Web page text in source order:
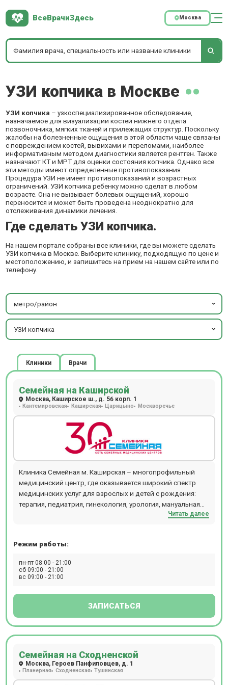
ВсеВрачиЗдесь Москва
УЗИ копчика в Москве
УЗИ копчика – узкоспециализированное обследование,
назначаемое для визуализации костей нижнего отдела
позвоночника, мягких тканей и прилежащих структур. Поскольку
жалобы на болезненные ощущения в этой области чаще связаны
с повреждением костей, вывихами и переломами, наиболее
информативным методом диагностики является рентген. Также
назначают КТ и МРТ для оценки состояния копчика. Однако все
эти методы имеют определенные противопоказания.
Процедура УЗИ не имеет противопоказаний и возрастных
ограничений. УЗИ копчика ребенку можно сделат в любом
возрасте. Она не вызывает болевых ощущений, хорошо
переносится и может быть проведена неоднократно для
отслеживания динамики лечения.
Где сделать УЗИ копчика.
На нашем портале собраны все клиники, где вы можете сделать
УЗИ копчика в Москве. Выберите клинику, подходящую по цене и
местоположению, и запишитесь на прием на нашем сайте или по
телефону.
метро/район
УЗИ копчика
Клиники Врачи
Семейная на Каширской
Москва, Каширское ш., д. 56 корп. 1
Кантемировская Каширская Царицыно Москворечье
Клиника Семейная м. Каширская – многопрофильный
медицинский центр, где оказывается широкий спектр
медицинских услуг для взрослых и детей с рождения:
терапия, педиатрия, гинекология, урология, мануальная
терапия, дерматология, флебология, проктология,
физиотерапия и т.д. В отделении проводятся следующие
ЭКГ, эхокардиография, биопсия, допплерография,
ректороманоскопия, суточное мониторирование
pro, суточное мониторирование ЭКГ (Холтер),
метод, микроскопический метод, микробиологическая
диагностика), проводится вакцинация для взрослых и
детей. Пациентам доступен вызов на дом врача или
Читать далее
Режим работы:
пн-пт 08:00 - 21:00
сб 09:00 - 21:00
вс 09:00 - 21:00
ЗАПИСАТЬСЯ
Семейная на Сходненской
Москва, Героев Панфиловцев, д. 1
Планерная Сходненская Тушинская